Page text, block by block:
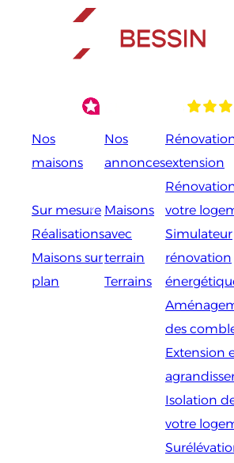
Nos
maisons
Sur mesure
Réalisations
Maisons sur
plan
Nos
annonces
Maisons
avec
terrain
Terrains
extension
votre
Simulateur
rénovation
des
Extension
Isolation
votre